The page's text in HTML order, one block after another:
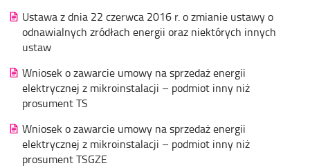
Ustawa z dnia 22 czerwca 2016 r. o zmianie ustawy o
odnawialnych zródłach energii oraz niektórych innych
ustaw
Wniosek o zawarcie umowy na sprzedaż energii
elektrycznej z mikroinstalacji – podmiot inny niż
prosument TS
Wniosek o zawarcie umowy na sprzedaż energii
elektrycznej z mikroinstalacji – podmiot inny niż
prosument TSGZE